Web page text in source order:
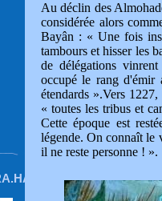
Au déclin des
considérée alors
Bayân : « Une fois
tambours et hisser les
de délégations
occupé le rang d'émir
étendards ».Vers
« toutes les tribus et
Cette époque est
légende. On connaît le
il ne reste personne ! ».